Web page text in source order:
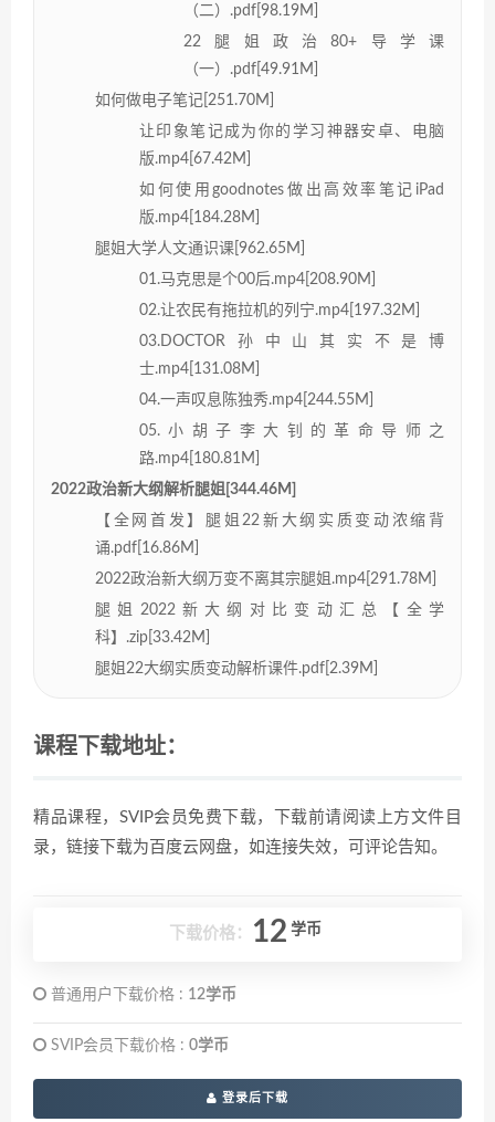
（二）.pdf[98.19M]
22腿姐政治80+导学课
（一）.pdf[49.91M]
如何做电子笔记[251.70M]
让印象笔记成为你的学习神器安卓、电脑
版.mp4[67.42M]
如何使用goodnotes做出高效率笔记iPad
版.mp4[184.28M]
腿姐大学人文通识课[962.65M]
01.马克思是个00后.mp4[208.90M]
02.让农民有拖拉机的列宁.mp4[197.32M]
03.DOCTOR孙中山其实不是博
士.mp4[131.08M]
04.一声叹息陈独秀.mp4[244.55M]
05.小胡子李大钊的革命导师之
路.mp4[180.81M]
2022政治新大纲解析腿姐[344.46M]
【全网首发】腿姐22新大纲实质变动浓缩背
诵.pdf[16.86M]
2022政治新大纲万变不离其宗腿姐.mp4[291.78M]
腿姐2022新大纲对比变动汇总【全学
科】.zip[33.42M]
腿姐22大纲实质变动解析课件.pdf[2.39M]
课程下载地址：
精品课程，SVIP会员免费下载，下载前请阅读上方文件目
录，链接下载为百度云网盘，如连接失效，可评论告知。
下载价格： 12 学币
普通用户下载价格 : 12学币
SVIP会员下载价格 : 0学币
登录后下载